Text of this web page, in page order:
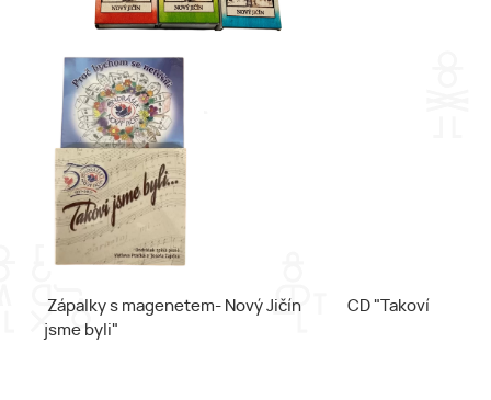
Zápalky s magenetem- Nový Jičín CD "Takoví
jsme byli"